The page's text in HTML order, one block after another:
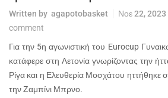
Written by agapotobasket Νοε 22, 2023
comment
Για την 5η αγωνιστική του Eurocup
κατάφερε στη Λετονία γνωρίζοντας την
Ρίγα και η Ελευθερία Μοσχάτου ηττήθηκε
την Ζαμπίνι Μπρνο.